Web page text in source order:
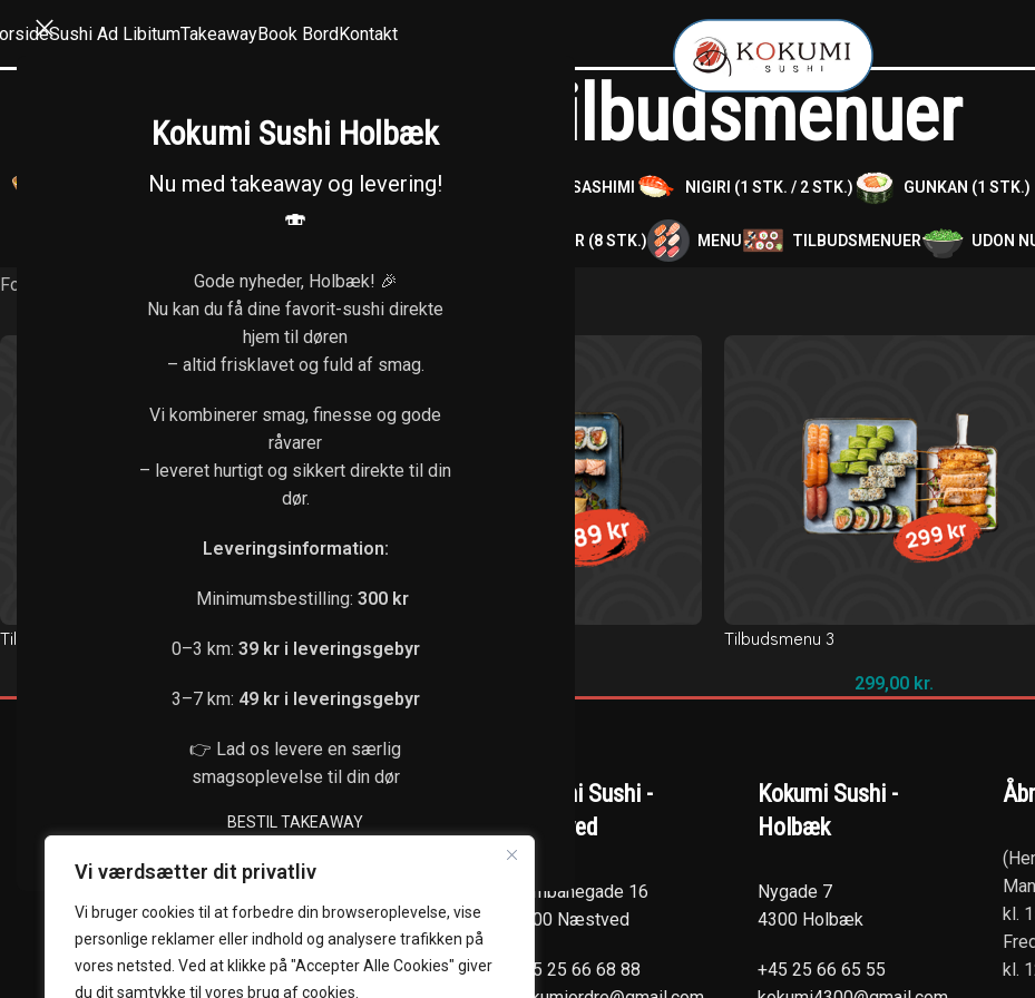
Kokumi Sushi Holbæk
Nu med takeaway og levering!
🍣
Gode nyheder, Holbæk! 🎉
Nu kan du få dine favorit-sushi direkte
hjem til døren
– altid frisklavet og fuld af smag.
Vi kombinerer smag, finesse og gode
råvarer
– leveret hurtigt og sikkert direkte til din
dør.
Leveringsinformation:
Minimumsbestilling: 300 kr
0–3 km: 39 kr i leveringsgebyr
3–7 km: 49 kr i leveringsgebyr
👉 Lad os levere en særlig
smagsoplevelse til din dør
BESTIL TAKEAWAY
Vi værdsætter dit privatliv
Vi bruger cookies til at forbedre din browseroplevelse, vise
personlige reklamer eller indhold og analysere trafikken på
vores netsted. Ved at klikke på "Accepter Alle Cookies" giver
du dit samtykke til vores brug af cookies.
Sushi Ad LibitumTakeawayBook BordKontakt
Tilbudsmenuer
STICKS (1 STK. / 2 STK.) STICK MENU SASHIMI NIGIRI (1 STK. / 2 STK.) GUNKAN (1 STK.)
RISPAPIR RULLER (8 STK.) MENU TILBUDSMENUER UDON
Forside
Tilbudsmenu 1 Tilbudsmenu 2 Tilbudsmenu 3
299,00 kr.
Kokumi Sushi -
Næstved
Jernbanegade 16
4700 Næstved
+45 25 66 68 88
Kokumi Sushi -
Holbæk
Nygade 7
4300 Holbæk
+45 25 66 65 55
kl.
kl.